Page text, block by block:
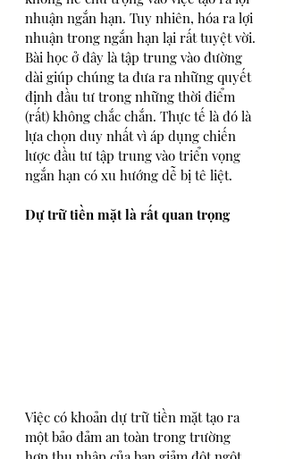
nhuận ngắn hạn. Tuy nhiên, hóa ra lợi
nhuận trong ngắn hạn lại rất tuyệt vời.
Bài học ở đây là tập trung vào đường
dài giúp chúng ta đưa ra những quyết
định đầu tư trong những thời điểm
(rất) không chắc chắn. Thực tế là đó là
lựa chọn duy nhất vì áp dụng chiến
lược đầu tư tập trung vào triển vọng
ngắn hạn có xu hướng dễ bị tê liệt.
Dự trữ tiền mặt là rất quan trọng
Việc có khoản dự trữ tiền mặt tạo ra
một bảo đảm an toàn trong trường